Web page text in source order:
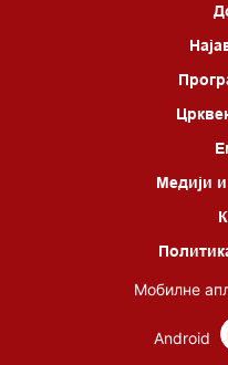
Медији
Мобилне
Android